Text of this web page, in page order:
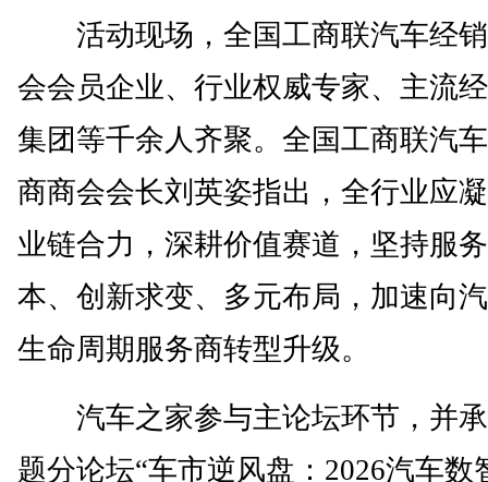
活动现场，全国工商联汽车经
会会员企业、行业权威专家、主流
集团等千余人齐聚。全国工商联汽
商商会会长刘英姿指出，全行业应
业链合力，深耕价值赛道，坚持服
本、创新求变、多元布局，加速向
生命周期服务商转型升级。
汽车之家参与主论坛环节，并
题分论坛“车市逆风盘：2026汽车数